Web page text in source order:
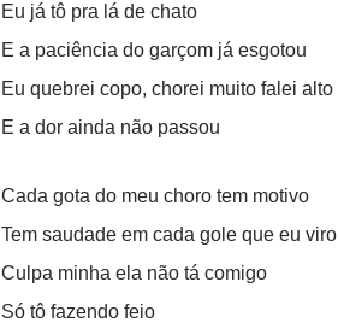
Eu já tô pra lá de chato
E a paciência do garçom já esgotou
Eu quebrei copo, chorei muito falei alto
E a dor ainda não passou
Cada gota do meu choro tem motivo
Tem saudade em cada gole que eu viro
Culpa minha ela não tá comigo
Só tô fazendo feio